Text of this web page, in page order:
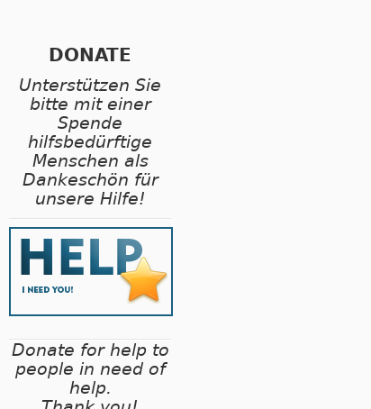
DONATE
Unterstützen Sie
bitte mit einer
Spende
hilfsbedürftige
Menschen als
Dankeschön für
unsere Hilfe!
Donate for help to
people in need of
help.